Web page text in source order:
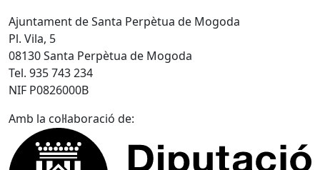
Ajuntament de Santa Perpètua de Mogoda
Pl. Vila, 5
08130 Santa Perpètua de Mogoda
Tel. 935 743 234
NIF P0826000B
Amb la col·laboració de: